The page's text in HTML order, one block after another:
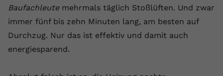
Baufachleutemehrmals täglich Stoßlüften. Und zwar
immer fünf bis zehn Minuten lang, am besten auf
Durchzug. Nur das ist effektiv und damit auch
energiesparend.